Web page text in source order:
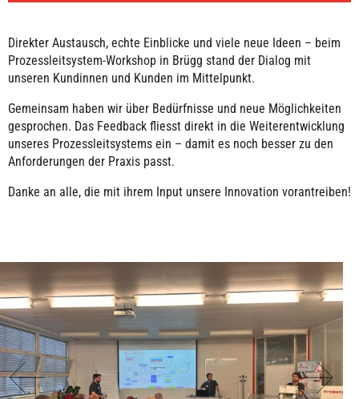
Direkter Austausch, echte Einblicke und viele neue Ideen – beim
Prozessleitsystem-Workshop in Brügg stand der Dialog mit
unseren Kundinnen und Kunden im Mittelpunkt.
Gemeinsam haben wir über Bedürfnisse und neue Möglichkeiten
gesprochen. Das Feedback fliesst direkt in die Weiterentwicklung
unseres Prozessleitsystems ein – damit es noch besser zu den
Anforderungen der Praxis passt.
Danke an alle, die mit ihrem Input unsere Innovation vorantreiben!